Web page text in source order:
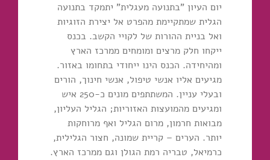
יום העיון "בתנועה מעגלית" יתמקד בתנועה
הגלית שמתקיימת מהפרט אל יצירת הזוגיות
ואל בניית ההורות של לקויי הקשב. בכנס
ייקחו חלק מרצים ומומחים ממרכז הארץ
ומהיחידה. הכנס הינו ייחודי בתחומו באזור.
מגיעים אליו אנשי טיפול, אנשי חינוך, הורים
ובעלי עניין. המשתתפים מונים כ-250 איש
ומגיעים מהמועצות האזוריות; הגליל העליון,
מבואות חרמון, מרום הגליל ואף מרוחקות
יותר. הערים – קריית שמונה, חצור הגלילית,
כרמיאל, טבריה רמת הגולן וגם ממרכז הארץ.